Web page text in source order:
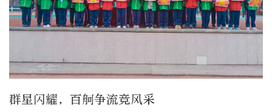
群星闪耀，百舸争流竞风采